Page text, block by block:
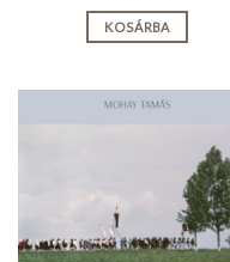
KOSÁRBA